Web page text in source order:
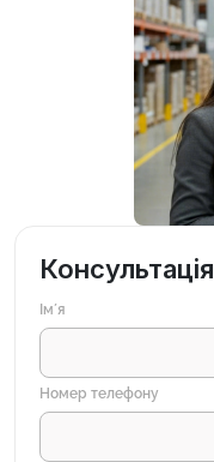
Консультація
Імʼя
Номер телефону